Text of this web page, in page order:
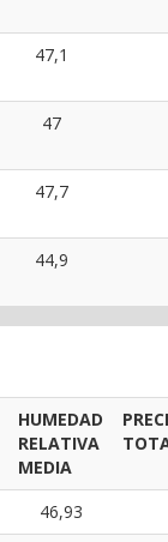
47,1
47
47,7
44,9
HUMEDAD
RELATIVA
MEDIA
46,93